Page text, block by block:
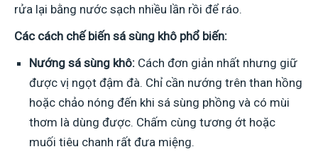
rửa lại bằng nước sạch nhiều lần rồi để ráo.
Các cách chế biến sá sùng khô phổ biến:
Nướng sá sùng khô: Cách đơn giản nhất nhưng giữ
được vị ngọt đậm đà. Chỉ cần nướng trên than hồng
hoặc chảo nóng đến khi sá sùng phồng và có mùi
thơm là dùng được. Chấm cùng tương ớt hoặc
muối tiêu chanh rất đưa miệng.